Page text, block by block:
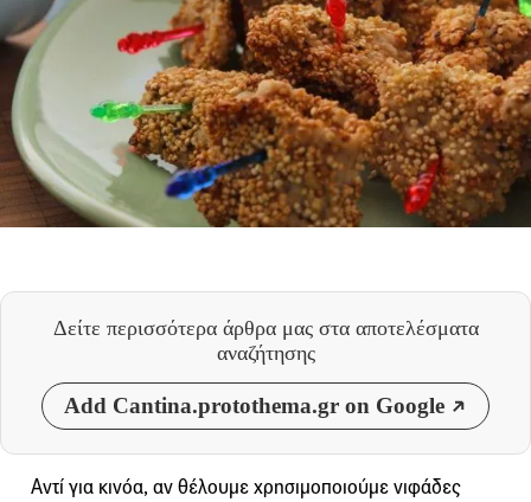
Δείτε περισσότερα άρθρα μας στα αποτελέσματα
αναζήτησης
Add Cantina.protothema.gr on Google
Αντί για κινόα, αν θέλουμε χρησιμοποιούμε νιφάδες